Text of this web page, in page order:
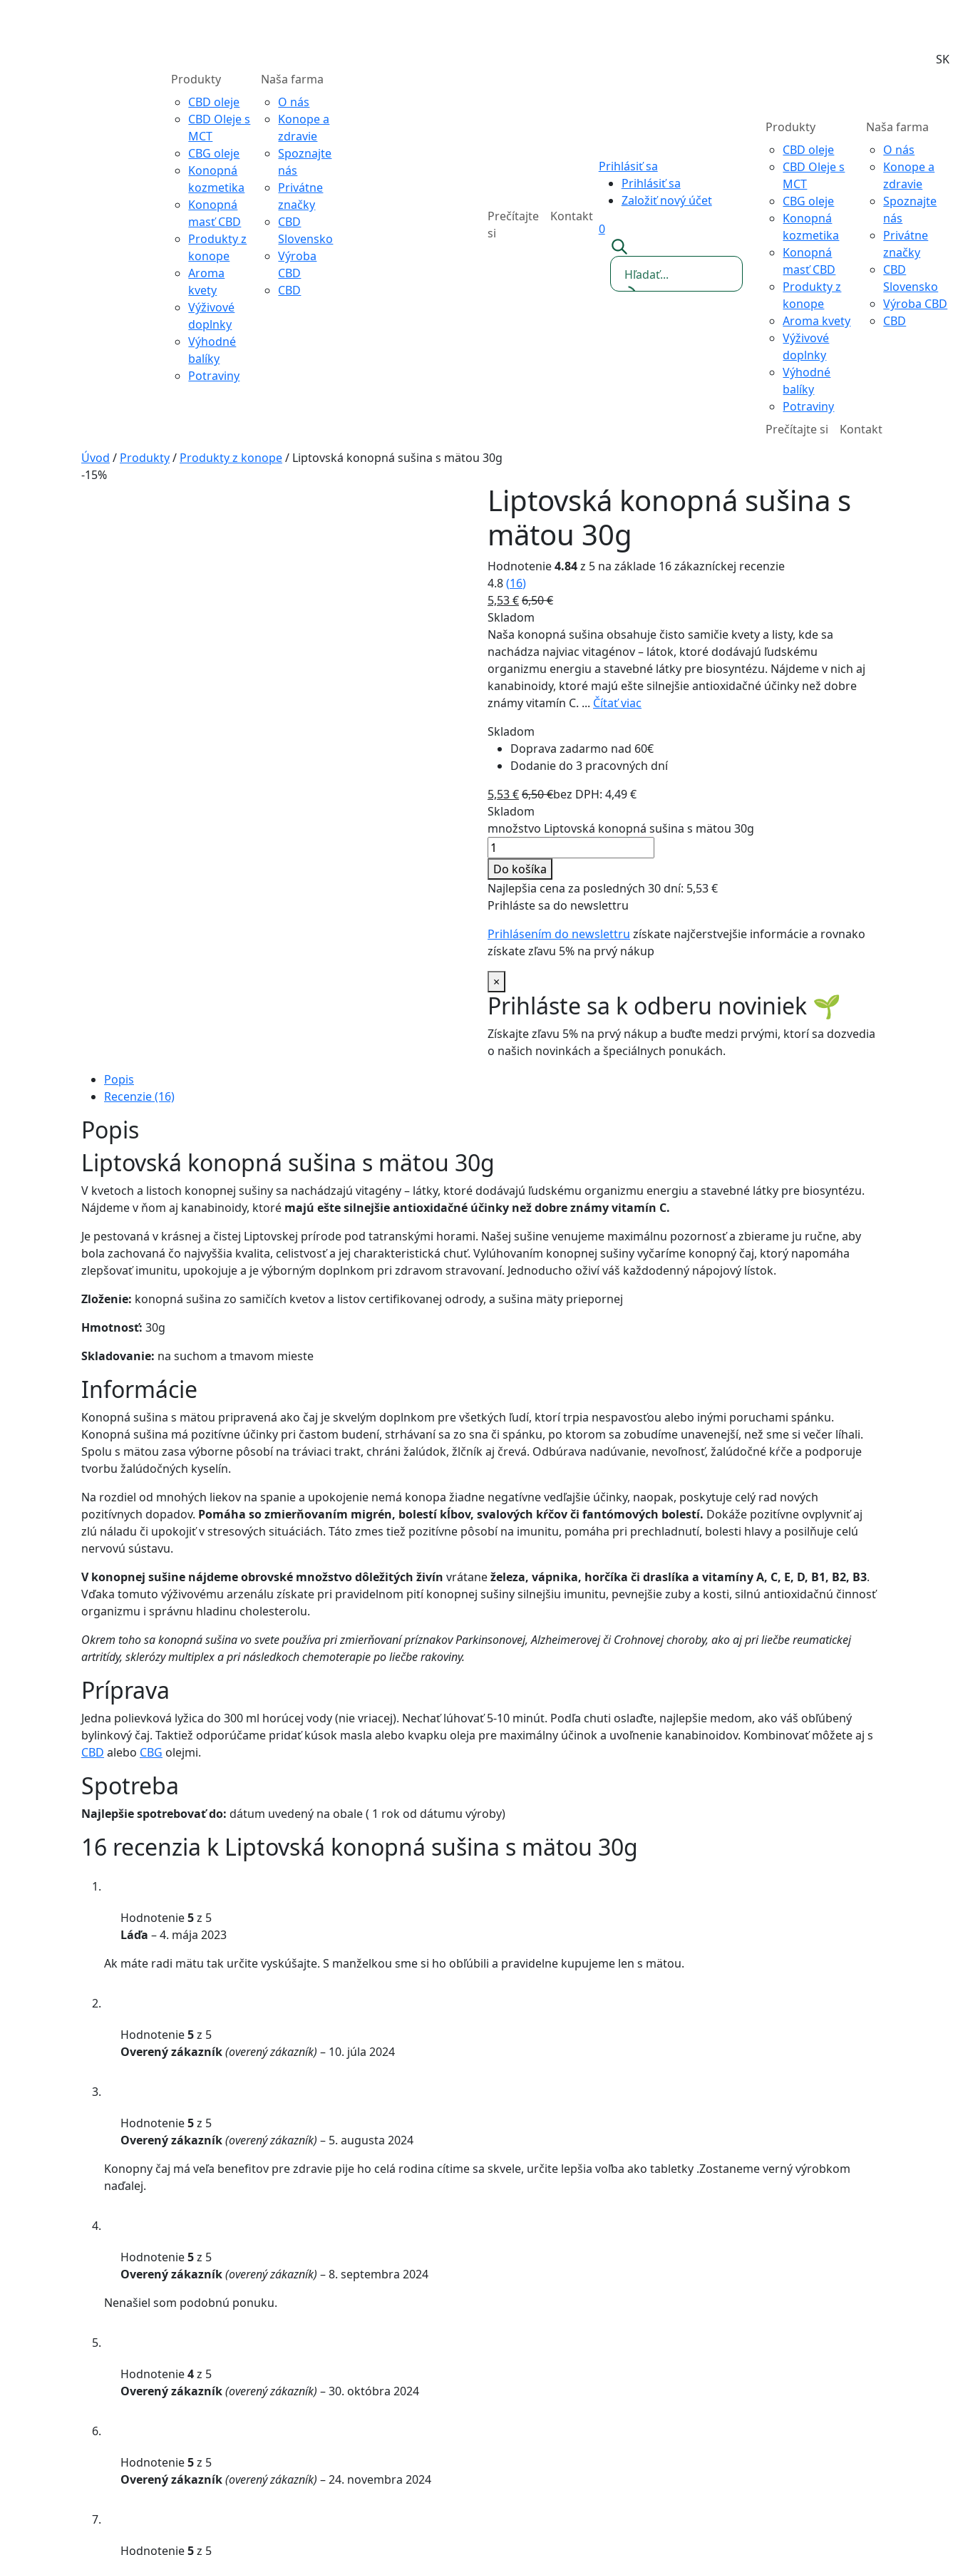
Produkty
CBD oleje
CBD Oleje s
MCT
CBG oleje
Konopná
kozmetika
Konopná
masť CBD
Produkty z
konope
Aroma
kvety
Výživové
doplnky
Výhodné
balíky
Potraviny
Naša farma
O nás
Konope a
zdravie
Spoznajte
nás
Privátne
značky
CBD
Slovensko
Výroba
CBD
CBD
Prečítajte
si
Kontakt
Prihlásiť sa
Prihlásiť sa
Založiť nový účet
0
SK
Produkty
CBD oleje
CBD Oleje s
MCT
CBG oleje
Konopná
kozmetika
Konopná
masť CBD
Produkty z
konope
Aroma kvety
Výživové
doplnky
Výhodné
balíky
Potraviny
Naša farma
O nás
Konope a
zdravie
Spoznajte
nás
Privátne
značky
CBD
Slovensko
Výroba CBD
CBD
Prečítajte si
Kontakt
Úvod / Produkty/ Produkty z konope/ Liptovská konopná sušina s mätou 30g
-15%
Liptovská konopná sušina s
mätou 30g
Hodnotenie4.84z 5 na základe 16zákazníckej recenzie
4.8(16)
5,53€6,50€
Skladom
Naša konopná sušina obsahuje čisto samičie kvety a listy, kde sa
nachádza najviac vitagénov – látok, ktoré dodávajú ľudskému
organizmu energiu a stavebné látky pre biosyntézu. Nájdeme v nich aj
kanabinoidy, ktoré majú ešte silnejšie antioxidačné účinky než dobre
známy vitamín C. ... Čítať viac
Skladom
Doprava zadarmo nad 60€
Dodanie do 3 pracovných dní
5,53€6,50€bez DPH: 4,49€
Skladom
množstvo Liptovská konopná sušina s mätou 30g
Do košíka
Najlepšia cena za posledných 30 dní: 5,53€
Prihláste sa do newslettru
Prihlásením do newslettru získate najčerstvejšie informácie a rovnako
získate zľavu 5% na prvý nákup
×
Prihláste sa k odberu noviniek 🌱
Získajte zľavu 5% na prvý nákup a buďte medzi prvými, ktorí sa dozvedia
o našich novinkách a špeciálnych ponukách.
Popis
Recenzie (16)
Popis
Liptovská konopná sušina s mätou 30g
V kvetoch a listoch konopnej sušiny sa nachádzajú vitagény – látky, ktoré dodávajú ľudskému organizmu energiu a stavebné látky pre biosyntézu.
Nájdeme v ňom aj kanabinoidy, ktoré majú ešte silnejšie antioxidačné účinky než dobre známy vitamín C.
Je pestovaná v krásnej a čistej Liptovskej prírode pod tatranskými horami. Našej sušine venujeme maximálnu pozornosť a zbierame ju ručne, aby
bola zachovaná čo najvyššia kvalita, celistvosť a jej charakteristická chuť. Vylúhovaním konopnej sušiny vyčaríme konopný čaj, ktorý napomáha
zlepšovať imunitu, upokojuje a je výborným doplnkom pri zdravom stravovaní. Jednoducho oživí váš každodenný nápojový lístok.
Zloženie: konopná sušina zo samičích kvetov a listov certifikovanej odrody, a sušina mäty priepornej
Hmotnosť: 30g
Skladovanie: na suchom a tmavom mieste
Informácie
Konopná sušina s mätou pripravená ako čaj je skvelým doplnkom pre všetkých ľudí, ktorí trpia nespavosťou alebo inými poruchami spánku.
Konopná sušina má pozitívne účinky pri častom budení, strhávaní sa zo sna či spánku, po ktorom sa zobudíme unavenejší, než sme si večer líhali.
Spolu s mätou zasa výborne pôsobí na tráviaci trakt, chráni žalúdok, žlčník aj črevá. Odbúrava nadúvanie, nevoľnosť, žalúdočné kŕče a podporuje
tvorbu žalúdočných kyselín.
Na rozdiel od mnohých liekov na spanie a upokojenie nemá konopa žiadne negatívne vedľajšie účinky, naopak, poskytuje celý rad nových
pozitívnych dopadov. Pomáha so zmierňovaním migrén, bolestí kĺbov, svalových kŕčov či fantómových bolestí. Dokáže pozitívne ovplyvniť aj
zlú náladu či upokojiť v stresových situáciách. Táto zmes tiež pozitívne pôsobí na imunitu, pomáha pri prechladnutí, bolesti hlavy a posilňuje celú
nervovú sústavu.
V konopnej sušine nájdeme obrovské množstvo dôležitých živín vrátaneželeza, vápnika, horčíka či draslíka a vitamíny A, C, E, D, B1, B2, B3.
Vďaka tomuto výživovému arzenálu získate pri pravidelnom pití konopnej sušiny silnejšiu imunitu, pevnejšie zuby a kosti, silnú antioxidačnú činnosť
organizmu i správnu hladinu cholesterolu.
Okrem toho sa konopná sušina vo svete používa pri zmierňovaní príznakov Parkinsonovej, Alzheimerovej či Crohnovej choroby, ako aj pri liečbe reumatickej
artritídy, sklerózy multiplex a pri následkoch chemoterapie po liečbe rakoviny.
Príprava
Jedna polievková lyžica do 300 ml horúcej vody (nie vriacej). Nechať lúhovať 5-10 minút. Podľa chuti oslaďte, najlepšie medom, ako váš obľúbený
bylinkový čaj. Taktiež odporúčame pridať kúsok masla alebo kvapku oleja pre maximálny účinok a uvoľnenie kanabinoidov. Kombinovať môžete aj s
CBD alebo CBG olejmi.
Spotreba
Najlepšie spotrebovať do: dátum uvedený na obale ( 1 rok od dátumu výroby)
16 recenzia k Liptovská konopná sušina s mätou 30g
Hodnotenie5z 5
Láďa –4. mája 2023
Ak máte radi mätu tak určite vyskúšajte. S manželkou sme si ho obľúbili a pravidelne kupujeme len s mätou.
Hodnotenie5z 5
Overený zákazník(overený zákazník) – 10. júla 2024
Hodnotenie5z 5
Overený zákazník(overený zákazník) – 5. augusta 2024
Konopny čaj má veľa benefitov pre zdravie pije ho celá rodina cítime sa skvele, určite lepšia voľba ako tabletky .Zostaneme verný výrobkom
naďalej.
Hodnotenie5z 5
Overený zákazník(overený zákazník) –8. septembra 2024
Nenašiel som podobnú ponuku.
Hodnotenie4z 5
Overený zákazník(overený zákazník) –30. októbra 2024
Hodnotenie5z 5
Overený zákazník(overený zákazník) –24. novembra 2024
Hodnotenie5z 5